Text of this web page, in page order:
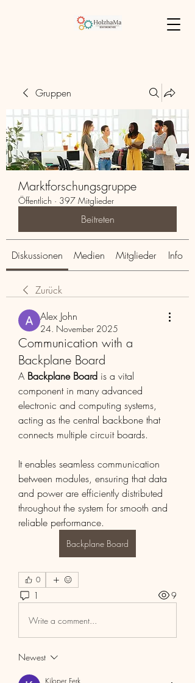
Gruppen
Marktforschungsgruppe
Öffentlich · 397 Mitglieder
Beitreten
Diskussionen Medien Mitglieder Info
Zurück
Alex John
24. November 2025
Communication with a
Backplane Board
A Backplane Board is a vital
component in many advanced
electronic and computing systems,
acting as the central backbone that
connects multiple circuit boards.
It enables seamless communication
between modules, ensuring that data
and power are efficiently distributed
throughout the system for smooth and
reliable performance.
Backplane Board
0
1 9
Write a comment...
Newest
Kiloper Ferk